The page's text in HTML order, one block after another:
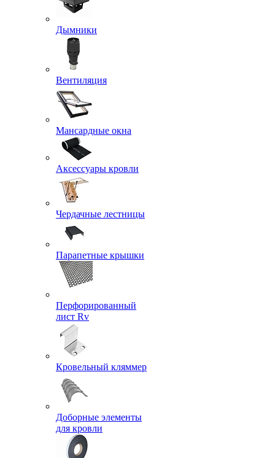
Дымники
Вентиляция
Мансардные окна
Аксессуары кровли
Чердачные лестницы
Парапетные крышки
Перфорированный
лист Rv
Кровельный кляммер
Доборные элементы
для кровли